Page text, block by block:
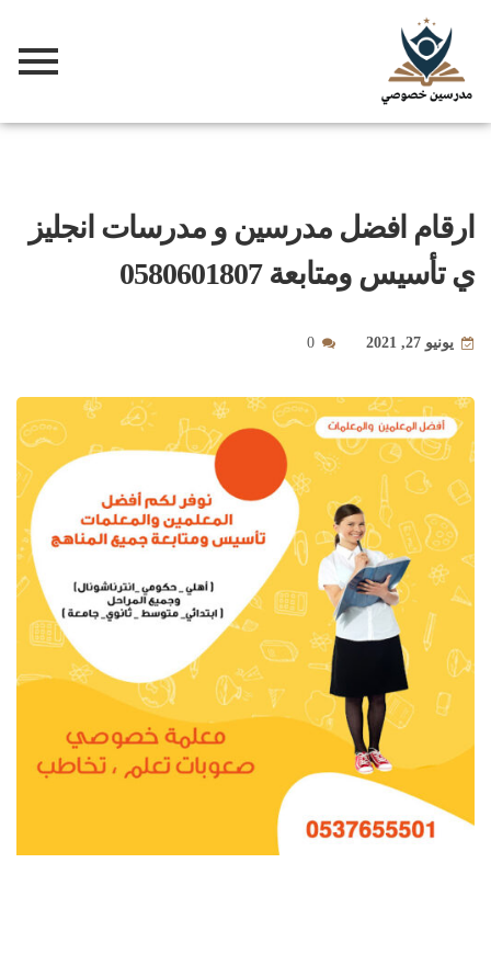
ارقام افضل مدرسين و مدرسات انجليز
ي تأسيس ومتابعة 0580601807
يونيو 27, 2021